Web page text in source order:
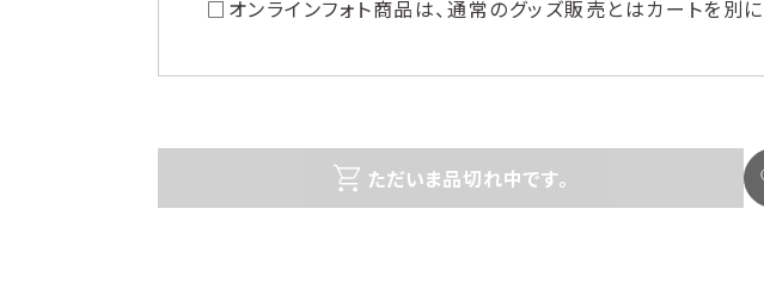
□オンラインフォト商品は、通常のグッズ販売とはカートを別に
ただいま品切れ中です。